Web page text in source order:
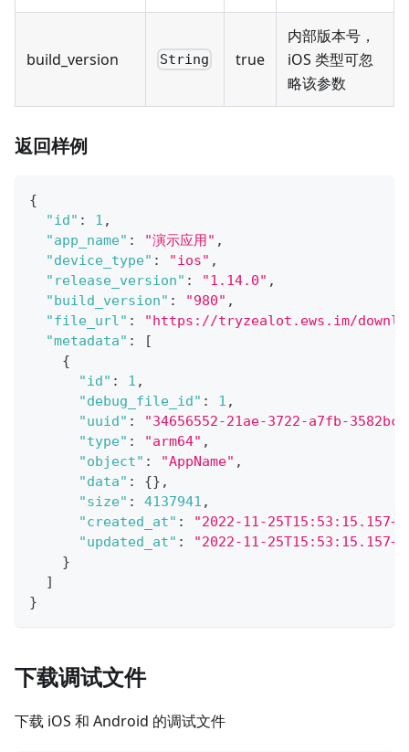
build_version String true
内部版本号，
iOS 类型可忽
略该参数
返回样例
{
"id" : 1 ,
"app_name" : "演示应用" ,
"device_type" : "ios" ,
"release_version" : "1.14.0" ,
"build_version" : "980" ,
"file_url" :
"https://tryzealot.ews.im/
"metadata" :
[
{
"id" : 1 ,
"debug_file_id" : 1 ,
"uuid" :
"34656552-21ae-3722-a7fb-
"type" : "arm64" ,
"object" : "AppName" ,
"data" : {} ,
"size" : 4137941 ,
"created_at" :
"2022-11-
"updated_at" :
"2022-11-
}
]
}
下载调试文件
下载 iOS 和 Android 的调试文件